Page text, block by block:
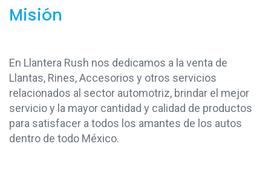
Misión
En Llantera Rush nos dedicamos a la venta de
Llantas, Rines, Accesorios y otros servicios
relacionados al sector automotriz, brindar el mejor
servicio y la mayor cantidad y calidad de productos
para satisfacer a todos los amantes de los autos
dentro de todo México.